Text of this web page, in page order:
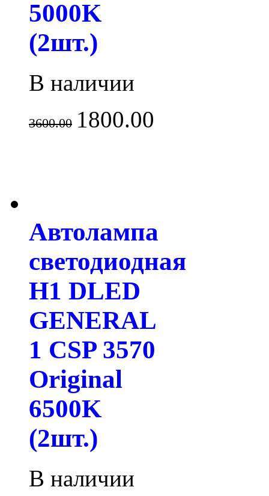
5000K
(2шт.)
В наличии
3600.00 1800.00
Автолампа
светодиодная
H1 DLED
GENERAL
1 CSP 3570
Original
6500K
(2шт.)
В наличии